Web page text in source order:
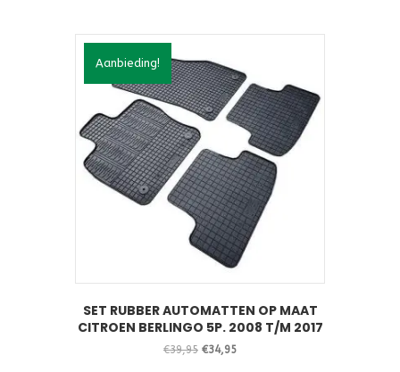
Aanbieding!
SET RUBBER AUTOMATTEN OP MAAT
CITROEN BERLINGO 5P. 2008 T/M 2017
€39,95 Oorspronkelijke
€34,95Huidige